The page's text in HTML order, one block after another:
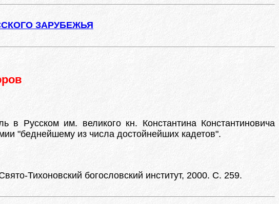
ЗАРУБЕЖЬЯ
Русском им. великого кн. Константина Константиновича
"беднейшему из числа достойнейших кадетов".
Тихоновский богословский институт, 2000. С. 259.